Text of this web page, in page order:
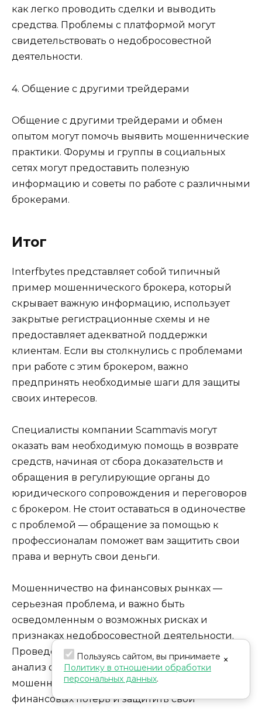
как легко проводить сделки и выводить
средства. Проблемы с платформой могут
свидетельствовать о недобросовестной
деятельности.
4. Общение с другими трейдерами
Общение с другими трейдерами и обмен
опытом могут помочь выявить мошеннические
практики. Форумы и группы в социальных
сетях могут предоставить полезную
информацию и советы по работе с различными
брокерами.
Итог
Interfbytes представляет собой типичный
пример мошеннического брокера, который
скрывает важную информацию, использует
закрытые регистрационные схемы и не
предоставляет адекватной поддержки
клиентам. Если вы столкнулись с проблемами
при работе с этим брокером, важно
предпринять необходимые шаги для защиты
своих интересов.
Специалисты компании Scammavis могут
оказать вам необходимую помощь в возврате
средств, начиная от сбора доказательств и
обращения в регулирующие органы до
юридического сопровождения и переговоров
с брокером. Не стоит оставаться в одиночестве
с проблемой — обращение за помощью к
профессионалам поможет вам защитить свои
права и вернуть свои деньги.
Мошенничество на финансовых рынках —
серьезная проблема, и важно быть
осведомленным о возможных рисках и
признаках недобросовестной деятельности.
Проведение тщательной проверки брокеров,
анализ отзывов и знание признаков
мошенничества помогут вам избежать
финансовых потерь и защитить свои
×
Пользуясь сайтом, вы принимаете
Политику в отношении обработки
персональных данных.